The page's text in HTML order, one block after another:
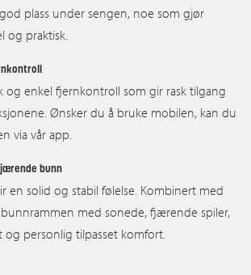
plass under sengen, noe som gjør
og praktisk.
og enkel fjernkontroll som gir rask tilgang
Ønsker du å bruke mobilen, kan du
via vår app.
bunn
en solid og stabil følelse. Kombinert med
med sonede, fjærende spiler,
og personlig tilpasset komfort.